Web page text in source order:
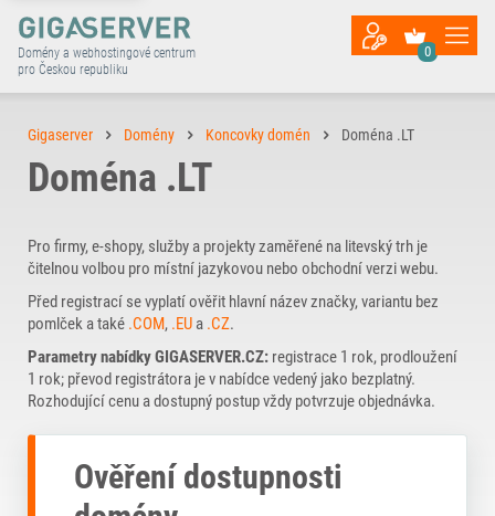
Domény a webhostingové centrum
pro Českou republiku
0
Gigaserver Domény Koncovky domén Doména .LT
Doména .LT
Pro firmy, e-shopy, služby a projekty zaměřené na litevský trh je
čitelnou volbou pro místní jazykovou nebo obchodní verzi webu.
Před registrací se vyplatí ověřit hlavní název značky, variantu bez
pomlček a také .COM, .EU a .CZ.
Parametry nabídky GIGASERVER.CZ: registrace 1 rok, prodloužení
1 rok; převod registrátora je v nabídce vedený jako bezplatný.
Rozhodující cenu a dostupný postup vždy potvrzuje objednávka.
Ověření dostupnosti